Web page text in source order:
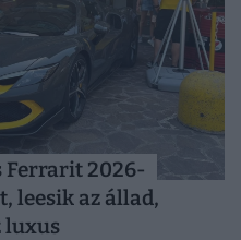
Ferrarit 2026-
leesik az állad,
luxus